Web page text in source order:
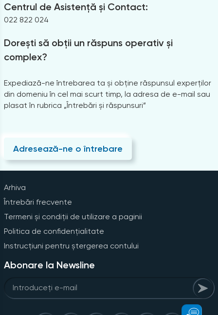
Centrul de Asistență și Contact:
022 822 024
Dorești să obții un răspuns operativ și
complex?
Expediază-ne întrebarea ta și obține răspunsul experților
din domeniu în cel mai scurt timp, la adresa de e-mail sau
plasat în rubrica „Întrebări și răspunsuri”
Adresează-ne o întrebare
Arhiva
Întrebări frecvente
Termeni și condiții de utilizare a paginii
Politica de confidențialitate
Instrucțiuni pentru ștergerea contului
Abonare la Newsline